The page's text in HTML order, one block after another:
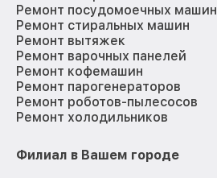
Ремонт посудомоечных машин
Ремонт стиральных машин
Ремонт вытяжек
Ремонт варочных панелей
Ремонт кофемашин
Ремонт парогенераторов
Ремонт роботов-пылесосов
Ремонт холодильников
Филиал в Вашем городе